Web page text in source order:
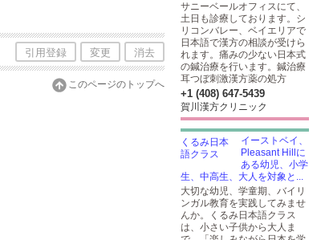
引用登録 変更 消去
このページのトップへ
サニーベールオフィスにて、
土日も診療しております。シ
リコンバレー、ベイエリアで
日本語で漢方の相談が受けら
れます。痛みの少ない日本式
の鍼治療を行います。鍼治療
耳つぼ刺激漢方薬の処方
+1 (408) 647-5439
賀川漢方クリニック
イーストベイ、
Pleasant Hillに
ある幼児、小学
生、中高生、大人を対象と...
大切な幼児、学童期、バイリ
ンガル教育を実践してみませ
んか。くるみ日本語クラス
は、小さい子供から大人ま